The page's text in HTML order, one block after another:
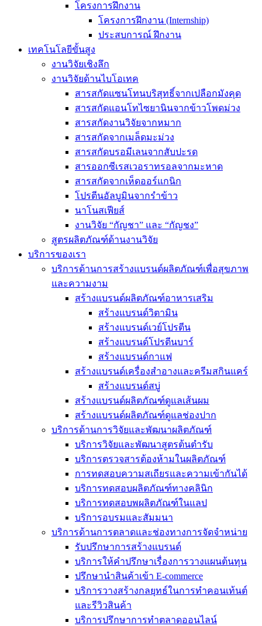
โครงการฝึกงาน
โครงการฝึกงาน (Internship)
ประสบการณ์ ฝึกงาน
เทคโนโลยีขั้นสูง
งานวิจัยเชิงลึก
งานวิจัยด้านไบโอเทค
สารสกัดแซนโทนบริสุทธิ์จากเปลือกมังคุด
สารสกัดแอนโทไซยานินจากข้าวโพดม่วง
สารสกัดงานวิจัยจากหมาก
สารสกัดจากเมล็ดมะม่วง
สารสกัดบรอมีเลนจากสับปะรด
สารออกซีเรสเวอราทรอลจากมะหาด
สารสกัดจากเห็ดออร์แกนิก
โปรตีนอัลบูมินจากรำข้าว
นาโนสเฟียส์
งานวิจัย “กัญชา” และ “กัญชง”
สูตรผลิตภัณฑ์ด้านงานวิจัย
บริการของเรา
บริการด้านการสร้างแบรนด์ผลิตภัณฑ์เพื่อสุขภาพ
และความงาม
สร้างแบรนด์ผลิตภัณฑ์อาหารเสริม
สร้างแบรนด์วิตามิน
สร้างแบรนด์เวย์โปรตีน
สร้างแบรนด์โปรตีนบาร์
สร้างแบรนด์กาแฟ
สร้างแบรนด์เครื่องสำอางและครีมสกินแคร์
สร้างแบรนด์สบู่
สร้างแบรนด์ผลิตภัณฑ์ดูแลเส้นผม
สร้างแบรนด์ผลิตภัณฑ์ดูแลช่องปาก
บริการด้านการวิจัยและพัฒนาผลิตภัณฑ์
บริการวิจัยและพัฒนาสูตรต้นตำรับ
บริการตรวจสารต้องห้ามในผลิตภัณฑ์
การทดสอบความสเถียรและความเข้ากันได้
บริการทดสอบผลิตภัณฑ์ทางคลินิก
บริการทดสอบพผลิตภัณฑ์ในแลป
บริการอบรมและสัมมนา
บริการด้านการตลาดและช่องทางการจัดจำหน่าย
รับปรึกษาการสร้างแบรนด์
บริการให้คำปรึกษาเรื่องการวางแผนต้นทุน
ปรึกษานำสินค้าเข้า E-commerce
บริการวางสร้างกลยุทธ์ในการทำคอนเท้นต์
และรีวิวสินค้า
บริการปรึกษาการทำตลาดออนไลน์